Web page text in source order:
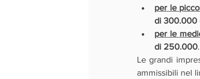
per le
di 300.000
per le
di 250.000.
Le grandi
ammissibili nel